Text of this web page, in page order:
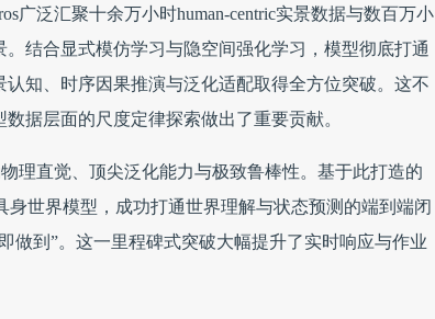
广泛汇聚十余万小时human-centric实景数据与数百万小
结合显式模仿学习与隐空间强化学习，模型彻底打通
知、时序因果推演与泛化适配取得全方位突破。这不
据层面的尺度定律探索做出了重要贡献。
理直觉、顶尖泛化能力与极致鲁棒性。基于此打造的
世界模型，成功打通世界理解与状态预测的端到端闭
做到”。这一里程碑式突破大幅提升了实时响应与作业